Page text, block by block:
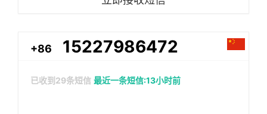
+86 15227986472
已收到 29条短信 最近一条短信:13小时前